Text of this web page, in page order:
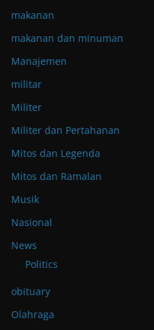
makanan
makanan dan minuman
Manajemen
militar
Militer
Militer dan Pertahanan
Mitos dan Legenda
Mitos dan Ramalan
Musik
Nasional
News
Politics
obituary
Olahraga